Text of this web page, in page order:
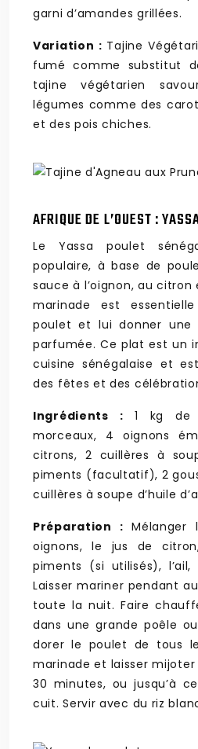
garni d’amandes grillées.
Variation : Tajine
fumé comme substitut
tajine végétarien
légumes comme des
et des pois chiches.
AFRIQUE DE L’OUEST :
Le Yassa poulet
populaire, à base de
sauce à l’oignon, au
marinade est
poulet et lui donner une
parfumée. Ce plat est un
cuisine sénégalaise et
des fêtes et des
Ingrédients : 1 kg de
morceaux, 4 oignons
citrons, 2 cuillères à
piments (facultatif), 2
cuillères à soupe d’huile
Préparation :
oignons, le jus de
piments (si utilisés),
Laisser mariner pendant
toute la nuit. Faire
dans une grande poêle
dorer le poulet de tous
marinade et laisser
30 minutes, ou jusqu’à
cuit. Servir avec du riz